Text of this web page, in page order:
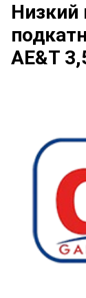
Низкий
AE&T